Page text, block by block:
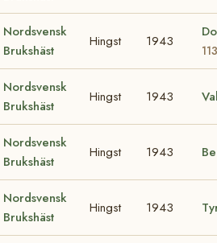
Nordsvensk
Brukshäst
Hingst 1943
Nordsvensk
Brukshäst
Hingst 1943
Nordsvensk
Brukshäst
Hingst 1943
Nordsvensk
Brukshäst
Hingst 1943